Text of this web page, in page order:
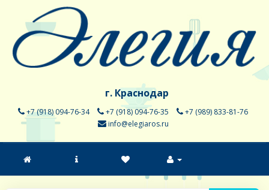
г. Краснодар
+7 (918) 094-76-34 +7 (918) 094-76-35
+7 (989) 833-81-76
info@elegiaros.ru